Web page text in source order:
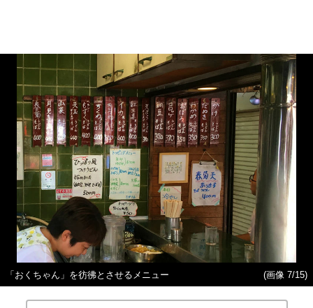
「おくちゃん」を彷彿とさせるメニュー (画像 7/15)